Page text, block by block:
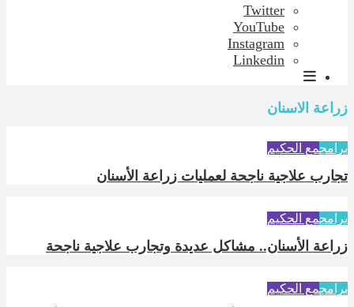
Twitter
YouTube
Instagram
Linkedin
زراعة الاسنان
برامجمع الحكيم
تجارب علاجية ناجحة لعمليات زراعة الأسنان
برامجمع الحكيم
زراعة الأسنان.. مشاكل عديدة وتجارب علاجية ناجحة
برامجمع الحكيم